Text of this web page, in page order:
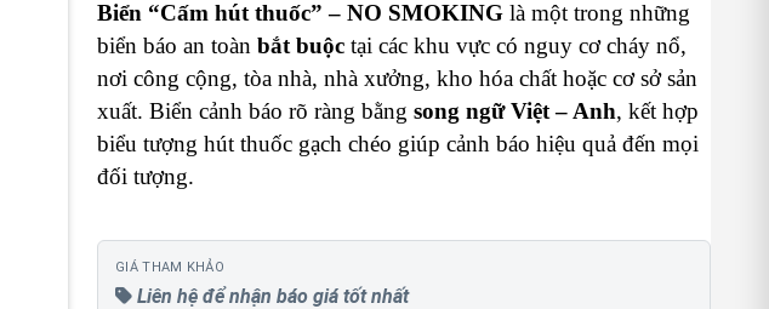
Biển “Cấm hút thuốc” – NO SMOKING là một trong những
biển báo an toàn bắt buộc tại các khu vực có nguy cơ cháy nổ,
nơi công cộng, tòa nhà, nhà xưởng, kho hóa chất hoặc cơ sở sản
xuất. Biển cảnh báo rõ ràng bằng song ngữ Việt – Anh, kết hợp
biểu tượng hút thuốc gạch chéo giúp cảnh báo hiệu quả đến mọi
đối tượng.
GIÁ THAM KHẢO
Liên hệ để nhận báo giá tốt nhất